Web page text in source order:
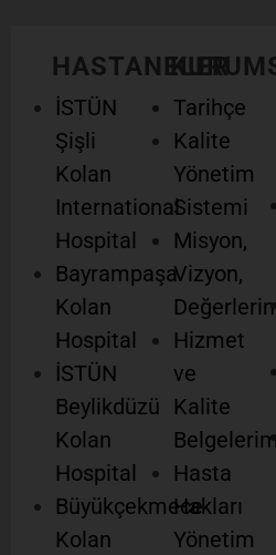
HASTANELER
İSTÜN
Şişli
Kolan
International
Hospital
Bayrampaşa
Kolan
Hospital
İSTÜN
Beylikdüzü
Kolan
Hospital
Büyükçekmece
Kolan
Tarihçe
Kalite
Yönetim
Sistemi
Misyon,
Vizyon,
Hizmet
ve
Kalite
Hasta
Hakları
Yönetim